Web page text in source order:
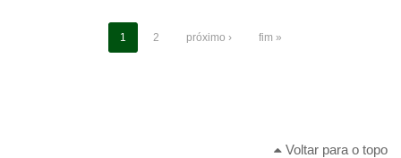
1 2 próximo › fim »
Voltar para o topo